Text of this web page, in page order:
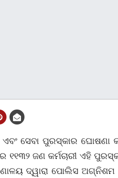
ସେବା ପୁରସ୍କାର ଘୋଷଣା
୧୧୩୨ ଜଣ କର୍ମଚାରୀ ଏହି
ଦ୍ୱାରା ପୋଲିସ ଅଗ୍ନିଶମ